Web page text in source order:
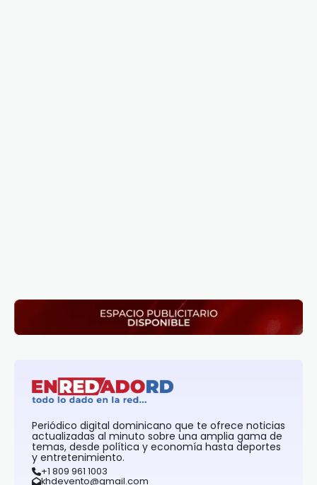
Periódico digital dominicano que te ofrece noticias
actualizadas al minuto sobre una amplia gama de
temas, desde política y economía hasta deportes
y entretenimiento.
+1 809 961 1003
khdevento@gmail.com